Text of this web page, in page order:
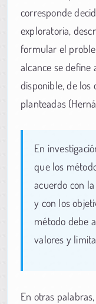
corresponde
exploratoria,
formular el
alcance se define
disponible, de los
planteadas
En
que los
acuerdo con
y con los
método debe
valores y
En otras